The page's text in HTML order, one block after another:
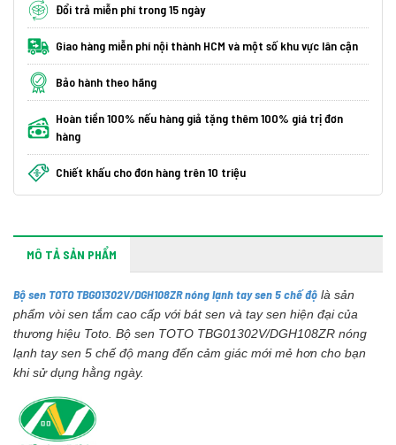
Đổi trả miễn phí trong 15 ngày
Giao hàng miễn phí nội thành HCM và một số khu vực lân cận
Bảo hành theo hãng
Hoàn tiền 100% nếu hàng giả tặng thêm 100% giá trị đơn
hàng
Chiết khấu cho đơn hàng trên 10 triệu
MÔ TẢ SẢN PHẨM
Bộ sen TOTO TBG01302V/DGH108ZR nóng lạnh tay sen 5 chế độ là sản
phẩm vòi sen tắm cao cấp với bát sen và tay sen hiện đại của
thương hiệu Toto. Bộ sen TOTO TBG01302V/DGH108ZR nóng
lạnh tay sen 5 chế độ mang đến cảm giác mới mẻ hơn cho bạn
khi sử dụng hằng ngày.